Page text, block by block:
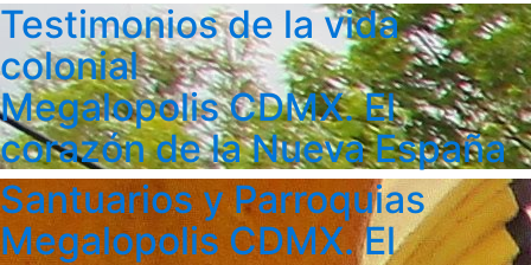
Testimonios de la vida
colonial
Megalopolis CDMX. El
corazón de la Nueva España
Santuarios y Parroquias
Megalopolis CDMX. El